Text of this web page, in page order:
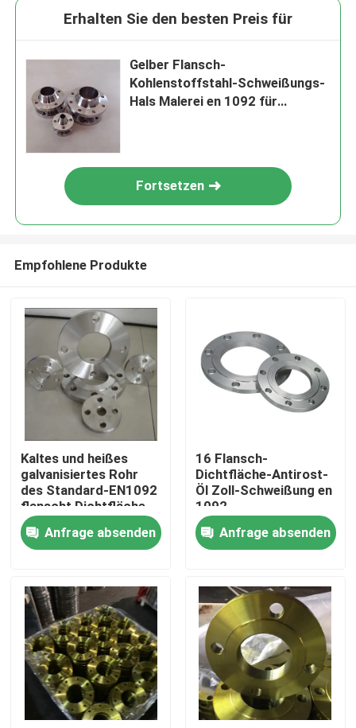
Nach Hause
Über uns
Kontakte
Erhalten Sie den besten Preis für
Gelber Flansch-
Kohlenstoffstahl-Schweißungs-
Hals Malerei en 1092 für
Fortsetzen
Empfohlene Produkte
Kaltes und heißes
galvanisiertes Rohr
des Standard-EN1092
flanscht Dichtfläche
Anfrage absenden
16 Flansch-
Dichtfläche-Antirost-
Öl Zoll-Schweißung en
1092
Anfrage absenden